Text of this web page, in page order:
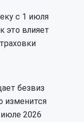
с 1 июля
это влияет
безвиз
изменится
2026